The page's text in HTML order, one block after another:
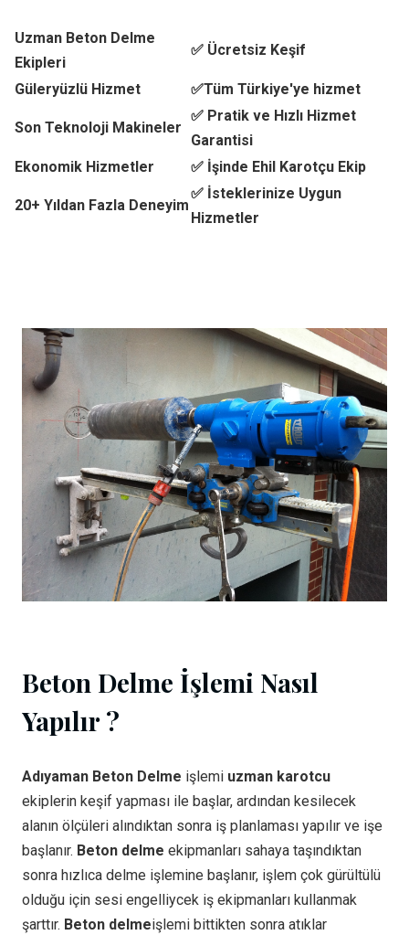
Uzman Beton Delme
Ekipleri
✅ Ücretsiz Keşif
Güleryüzlü Hizmet ✅Tüm Türkiye'ye hizmet
Son Teknoloji Makineler
✅ Pratik ve Hızlı Hizmet
Garantisi
Ekonomik Hizmetler
✅ İşinde Ehil Karotçu Ekip
20+ Yıldan Fazla Deneyim
✅ İsteklerinize Uygun
Hizmetler
Beton Delme İşlemi Nasıl
Yapılır ?
Adıyaman Beton Delme işlemi uzman karotcu
ekiplerin keşif yapması ile başlar, ardından kesilecek
alanın ölçüleri alındıktan sonra iş planlaması yapılır ve işe
başlanır. Beton delme ekipmanları sahaya taşındıktan
sonra hızlıca delme işlemine başlanır, işlem çok gürültülü
olduğu için sesi engelliycek iş ekipmanları kullanmak
şarttır. Beton delmeişlemi bittikten sonra atıklar